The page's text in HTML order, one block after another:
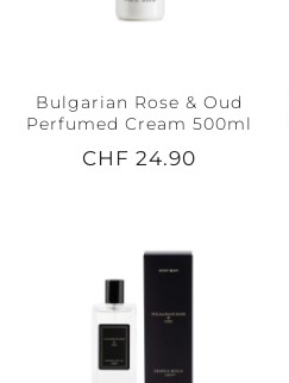
Bulgarian Rose & Oud
Perfumed Cream 500ml
CHF 24.90